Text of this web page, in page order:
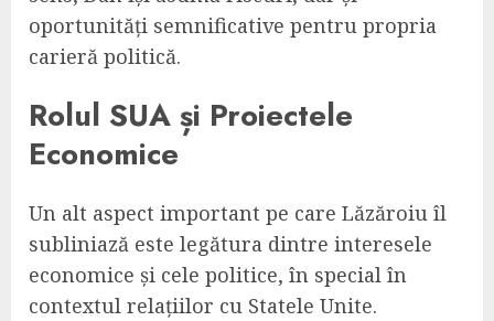
oportunități semnificative pentru propria
carieră politică.
Rolul SUA și Proiectele
Economice
Un alt aspect important pe care Lăzăroiu îl
subliniază este legătura dintre interesele
economice și cele politice, în special în
contextul relațiilor cu Statele Unite.